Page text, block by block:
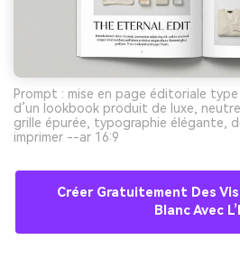
Prompt : mise en page éditoriale
d’un lookbook produit de luxe,
grille épurée, typographie élégante,
imprimer --ar 16:9
Créer Gratuitement Des
Blanc Avec